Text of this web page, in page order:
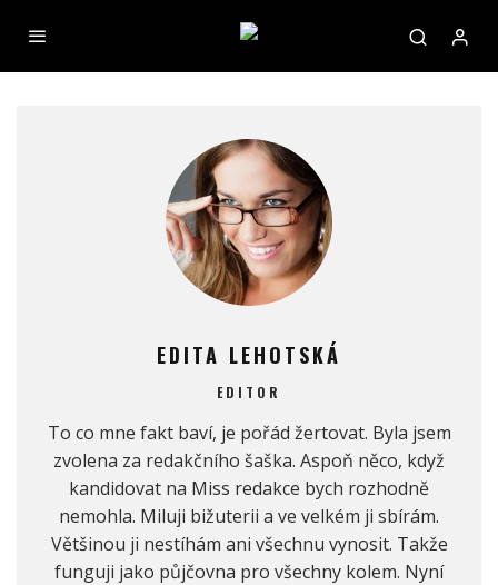
EDITA LEHOTSKÁ
EDITOR
To co mne fakt baví, je pořád žertovat. Byla jsem
zvolena za redakčního šaška. Aspoň něco, když
kandidovat na Miss redakce bych rozhodně
nemohla. Miluji bižuterii a ve velkém ji sbírám.
Většinou ji nestíhám ani všechnu vynosit. Takže
funguji jako půjčovna pro všechny kolem. Nyní